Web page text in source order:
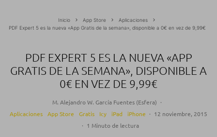
Inicio App Store
Aplicaciones
PDF Expert 5 es la nueva «App Gratis de la semana», disponible a 0€ en vez de 9,99€
PDF EXPERT 5 ES LA NUEVA «APP
GRATIS DE LA SEMANA», DISPONIBLE A
0€ EN VEZ DE 9,99€
M. Alejandro W. García Fuentes (Esfera) ·
Aplicaciones
App Store Gratis Icy iPad iPhone · 12 noviembre, 2015
· 1 Minuto de lectura